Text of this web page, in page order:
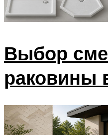
Выбор
раковины